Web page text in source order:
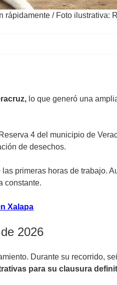
rápidamente / Foto ilustrativa:
lo que generó una
4 del municipio de
de desechos.
las primeras horas de trabajo.
constante.
Xalapa
2026
Durante su recorrido,
para su clausura